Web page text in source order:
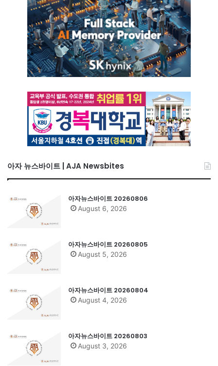
아자 뉴스바이트 | AJA Newsbites
아자뉴스바이트 20260806
August 6, 2026
아자뉴스바이트 20260805
August 5, 2026
아자뉴스바이트 20260804
August 4, 2026
아자뉴스바이트 20260803
August 3, 2026